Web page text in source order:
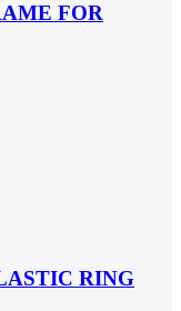
FOR
RING